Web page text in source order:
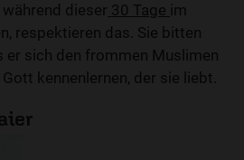
dieser 30 Tage im
respektieren das. Sie bitten
er sich den frommen Muslimen
kennenlernen, der sie liebt.